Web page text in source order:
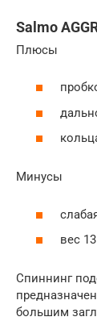
Salmo
Плюсы
Минусы
вес
Спиннинг
большим